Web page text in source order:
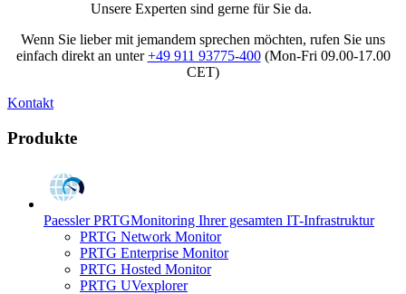
Unsere Experten sind gerne für Sie da.
Wenn Sie lieber mit jemandem sprechen möchten, rufen Sie uns
einfach direkt an unter+49 911 93775-400(Mon-Fri 09.00-17.00
CET)
Kontakt
Produkte
Paessler PRTGMonitoring Ihrer gesamten IT-Infrastruktur
PRTG Network Monitor
PRTG Enterprise Monitor
PRTG Hosted Monitor
PRTG UVexplorer